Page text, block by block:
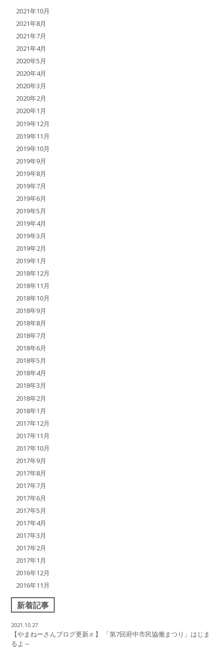
2021年10月
2021年8月
2021年7月
2021年4月
2020年5月
2020年4月
2020年3月
2020年2月
2020年1月
2019年12月
2019年11月
2019年10月
2019年9月
2019年8月
2019年7月
2019年6月
2019年5月
2019年4月
2019年3月
2019年2月
2019年1月
2018年12月
2018年11月
2018年10月
2018年9月
2018年8月
2018年7月
2018年6月
2018年5月
2018年4月
2018年3月
2018年2月
2018年1月
2017年12月
2017年11月
2017年10月
2017年9月
2017年8月
2017年7月
2017年6月
2017年5月
2017年4月
2017年3月
2017年2月
2017年1月
2016年12月
2016年11月
新着記事
2021.10.27
【やまねーさんブログ更新♬】 「第7回府中市民協働まつり」はじま
るよ～